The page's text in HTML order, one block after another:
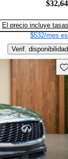
El precio incluye tasas
$532/mes
Verif. disponibilidad